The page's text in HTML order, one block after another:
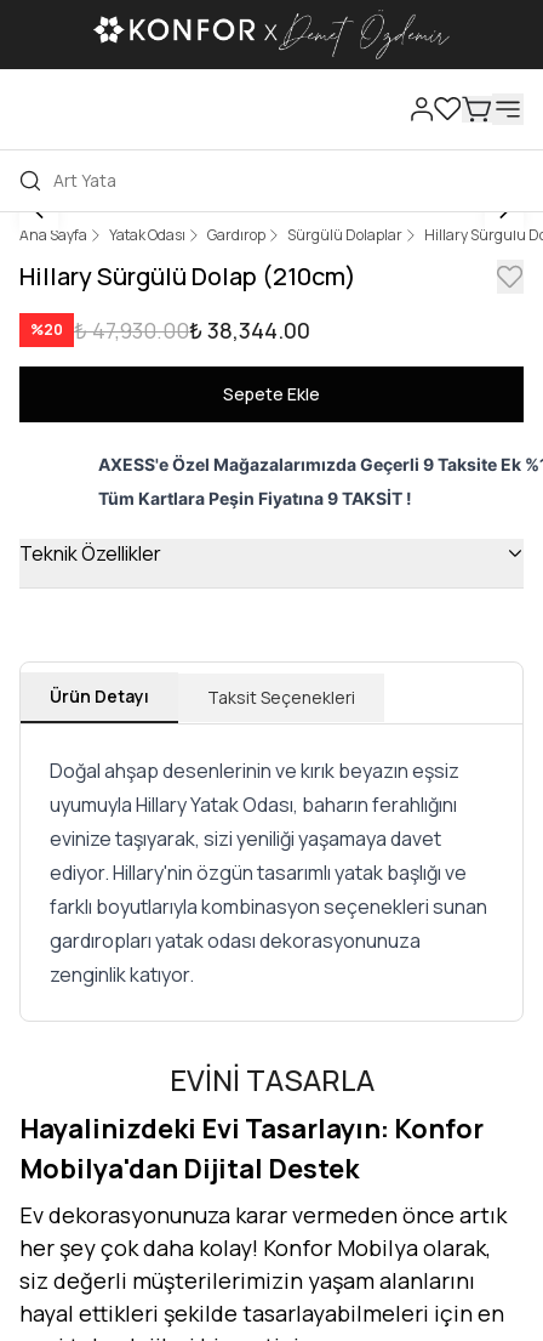
Ana Sayfa Yatak Odası Gardırop Sürgülü Dolaplar Hillary Sürgülü
Hillary Sürgülü Dolap (210cm)
%20 ₺ 47,930.00₺ 38,344.00
Sepete Ekle
AXESS'e Özel Mağazalarımızda Geçerli 9 Taksite Ek
Tüm Kartlara Peşin Fiyatına 9 TAKSİT !
Teknik Özellikler
Ürün Detayı Taksit Seçenekleri
Doğal ahşap desenlerinin ve kırık beyazın eşsiz
uyumuyla Hillary Yatak Odası, baharın ferahlığını
evinize taşıyarak, sizi yeniliği yaşamaya davet
ediyor. Hillary'nin özgün tasarımlı yatak başlığı ve
farklı boyutlarıyla kombinasyon seçenekleri sunan
gardıropları yatak odası dekorasyonunuza
zenginlik katıyor.
EVİNİ TASARLA
Hayalinizdeki Evi Tasarlayın: Konfor
Mobilya'dan Dijital Destek
Ev dekorasyonunuza karar vermeden önce artık
her şey çok daha kolay! Konfor Mobilya olarak,
siz değerli müşterilerimizin yaşam alanlarını
hayal ettikleri şekilde tasarlayabilmeleri için en